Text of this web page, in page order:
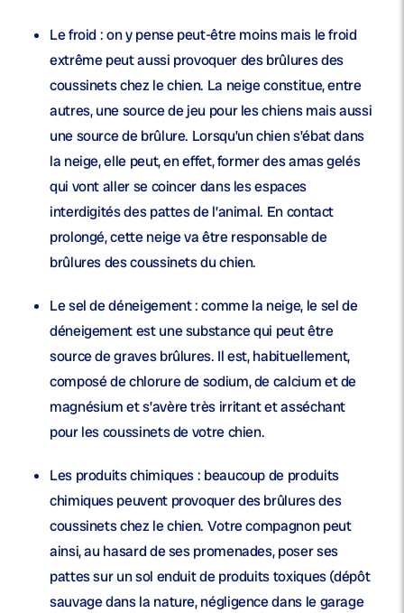
Le froid: on y pense peut-être moins mais le froid
extrême peut aussi provoquer des brûlures des
coussinets chez le chien. La neige constitue, entre
autres, une source de jeu pour les chiens mais aussi
une source de brûlure. Lorsqu’un chien s’ébat dans
la neige, elle peut, en effet, former des amas gelés
qui vont aller se coincer dans les espaces
interdigités des pattes de l’animal. En contact
prolongé, cette neige va être responsable de
brûlures des coussinets du chien.
Le sel de déneigement: comme la neige, le sel de
déneigement est une substance qui peut être
source de graves brûlures. Il est, habituellement,
composé de chlorure de sodium, de calcium et de
magnésium et s’avère très irritant et asséchant
pour les coussinets de votre chien.
Les produits chimiques: beaucoup de produits
chimiques peuvent provoquer des brûlures des
coussinets chez le chien. Votre compagnon peut
ainsi, au hasard de ses promenades, poser ses
pattes sur un sol enduit de produits toxiques (dépôt
sauvage dans la nature, négligence dans le garage